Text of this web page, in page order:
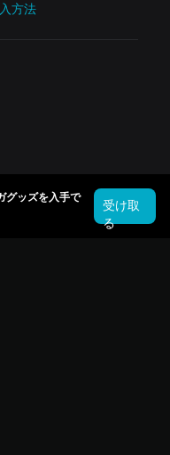
方法
グッズを入手で
受け取
る